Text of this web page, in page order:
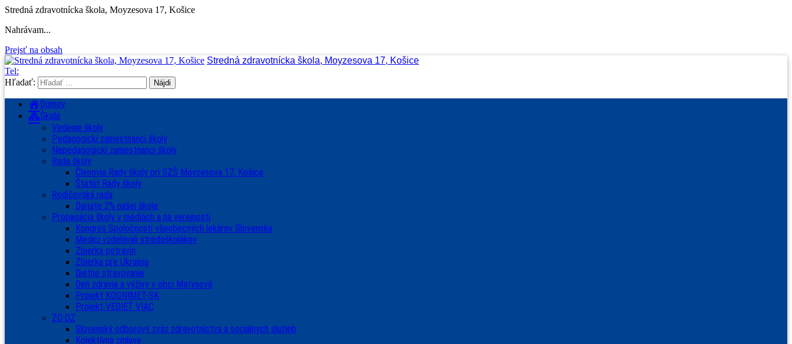
Stredná zdravotnícka škola, Moyzesova 17, Košice
Nahrávam...
Prejsť na obsah
Stredná zdravotnícka škola, Moyzesova 17, Košice
Tel:
Hľadať:
Domov
Škola
Vedenie školy
Pedagogickí zamestnanci školy
Nepedagogickí zamestnanci školy
Rada školy
Členovia Rady školy pri SZŠ Moyzesova 17, Košice
Štatút Rady školy
Rodičovská rada
Darujte 2% našej škole
Propagácia školy v médiách a na verejnosti
Kongres Spoločnosti všeobecných lekárov Slovenska
Medici vzdelávali stredoškolákov
Zbierka potravín
Zbierka pre Ukrajinu
Diétne stravovanie
Deň zdravia a výživy v obci Matysová
Projekt KOGNIMET-SK
Projekt VEDIEŤ VIAC
ZO OZ
Slovenský odborový zväz zdravotníctva a sociálnych služieb
Kolektívna zmluva